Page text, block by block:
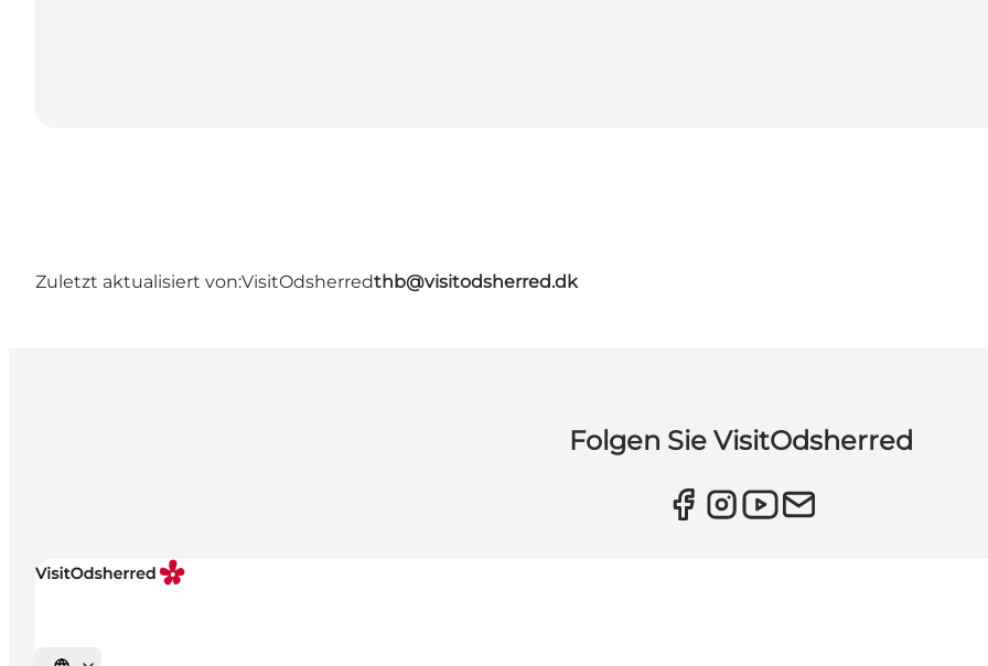
Zuletzt aktualisiert von:VisitOdsherredthb@visitodsherred.dk
Folgen Sie VisitOdsherred